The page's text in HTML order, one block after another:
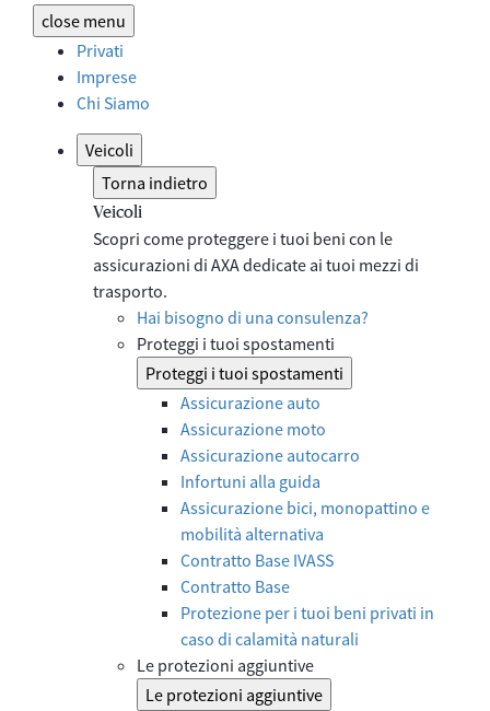
close menu
Privati
Imprese
Chi Siamo
Veicoli
Torna indietro
Veicoli
Scopri come proteggere i tuoi beni con le
assicurazioni di AXA dedicate ai tuoi mezzi di
trasporto.
Hai bisogno di una consulenza?
Proteggi i tuoi spostamenti
Proteggi i tuoi spostamenti
Assicurazione auto
Assicurazione moto
Assicurazione autocarro
Infortuni alla guida
Assicurazione bici, monopattino e
mobilità alternativa
Contratto Base IVASS
Contratto Base
Protezione per i tuoi beni privati in
caso di calamità naturali
Le protezioni aggiuntive
Le protezioni aggiuntive